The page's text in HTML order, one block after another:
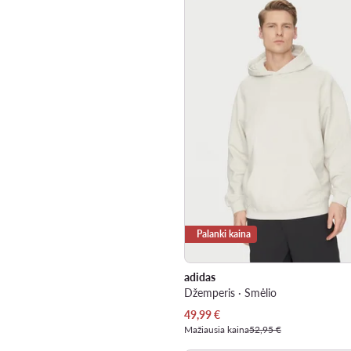
Palanki kaina
adidas
Džemperis · Smėlio
Dabartinė kaina
49,99€
Mažiausia kaina52,95 €